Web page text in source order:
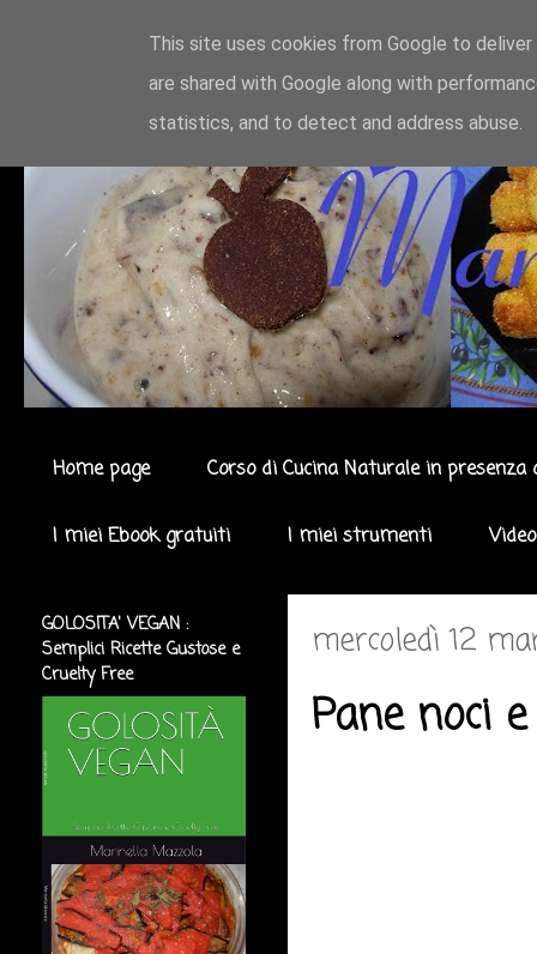
Home page Corso di Cucina Naturale in presenza
I miei Ebook gratuiti I miei strumenti
mercoledì 12
Pane noci
GOLOSITA' VEGAN :
Semplici Ricette Gustose e
Cruelty Free
This site uses cookies from Google to
are shared with Google along with
statistics, and to detect and address abuse.